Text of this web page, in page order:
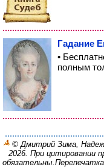
Гадание
•
полным
© Дмитрий Зима,
2026. При цитировании
обязательны.